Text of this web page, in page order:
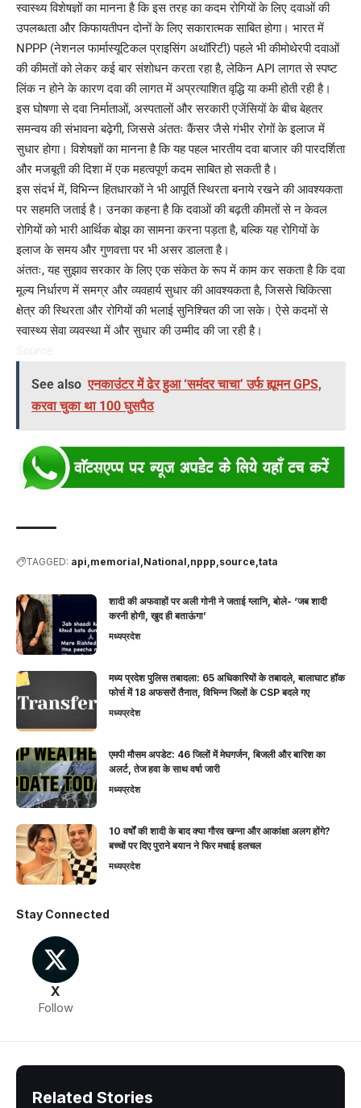
स्वास्थ्य विशेषज्ञों का मानना है कि इस तरह का कदम रोगियों के लिए दवाओं की
उपलब्धता और किफायतीपन दोनों के लिए सकारात्मक साबित होगा। भारत में
NPPP (नेशनल फार्मास्यूटिकल प्राइसिंग अथॉरिटी) पहले भी कीमोथेरपी दवाओं
की कीमतों को लेकर कई बार संशोधन करता रहा है, लेकिन API लागत से स्पष्ट
लिंक न होने के कारण दवा की लागत में अप्रत्याशित वृद्धि या कमी होती रही है।
इस घोषणा से दवा निर्माताओं, अस्पतालों और सरकारी एजेंसियों के बीच बेहतर
समन्वय की संभावना बढ़ेगी, जिससे अंततः कैंसर जैसे गंभीर रोगों के इलाज में
सुधार होगा। विशेषज्ञों का मानना है कि यह पहल भारतीय दवा बाजार की पारदर्शिता
और मजबूती की दिशा में एक महत्वपूर्ण कदम साबित हो सकती है।
इस संदर्भ में, विभिन्न हितधारकों ने भी आपूर्ति स्थिरता बनाये रखने की आवश्यकता
पर सहमति जताई है। उनका कहना है कि दवाओं की बढ़ती कीमतों से न केवल
रोगियों को भारी आर्थिक बोझ का सामना करना पड़ता है, बल्कि यह रोगियों के
इलाज के समय और गुणवत्ता पर भी असर डालता है।
अंततः, यह सुझाव सरकार के लिए एक संकेत के रूप में काम कर सकता है कि दवा
मूल्य निर्धारण में समग्र और व्यवहार्य सुधार की आवश्यकता है, जिससे चिकित्सा
क्षेत्र की स्थिरता और रोगियों की भलाई सुनिश्चित की जा सके। ऐसे कदमों से
स्वास्थ्य सेवा व्यवस्था में और सुधार की उम्मीद की जा रही है।
See also एनकाउंटर में ढेर हुआ ‘समंदर चाचा’ उर्फ ह्यूमन GPS,
करवा चुका था 100 घुसपैठ
TAGGED: api memorial National nppp source tata
शादी की अफवाहों पर अली गोनी ने जताई ग्लानि, बोले- ‘जब शादी
करनी होगी, खुद ही बताऊंगा’
मध्यप्रदेश
मध्य प्रदेश पुलिस तबादला: 65 अधिकारियों के तबादले, बालाघाट हॉक
फोर्स में 18 अफसरों तैनात, विभिन्न जिलों के CSP बदले गए
मध्यप्रदेश
एमपी मौसम अपडेट: 46 जिलों में मेघगर्जन, बिजली और बारिश का
अलर्ट, तेज हवा के साथ वर्षा जारी
मध्यप्रदेश
10 वर्षों की शादी के बाद क्या गौरव खन्ना और आकांक्षा अलग होंगे?
बच्चों पर दिए पुराने बयान ने फिर मचाई हलचल
मध्यप्रदेश
Stay Connected
X
Follow
Related Stories